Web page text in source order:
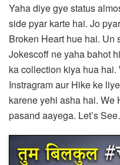
Yaha diye gye status
side pyar karte hai. Jo
Broken Heart hue hai. Un
Jokescoff ne yaha bahot
ka collection kiya hua
Instragram aur Hike ke
karene yehi asha hai.
pasand aayega. Let’s